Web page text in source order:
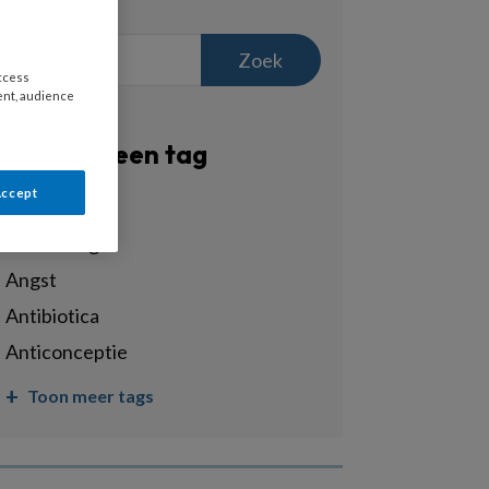
Zoek
Filter op een tag
Alle tags
angst
antibiotica
anticonceptie
Toon meer tags
audience